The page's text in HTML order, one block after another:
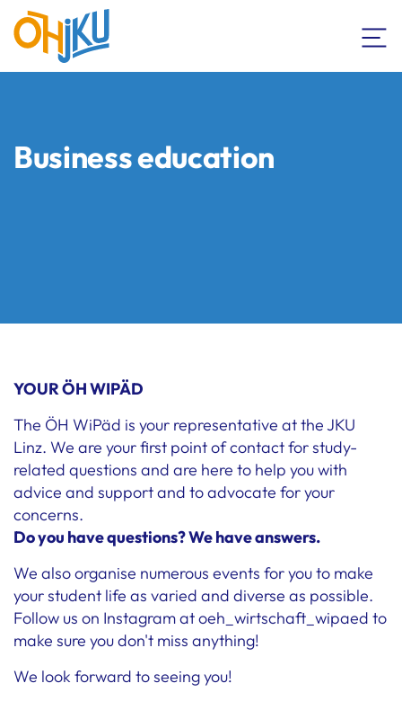
Business education
YOUR ÖH WIPÄD
The ÖH WiPäd is your representative at the JKU
Linz. We are your first point of contact for study-
related questions and are here to help you with
advice and support and to advocate for your
concerns.
Do you have questions? We have answers.
We also organise numerous events for you to make
your student life as varied and diverse as possible.
Follow us on Instagram at oeh_wirtschaft_wipaed to
make sure you don't miss anything!
We look forward to seeing you!